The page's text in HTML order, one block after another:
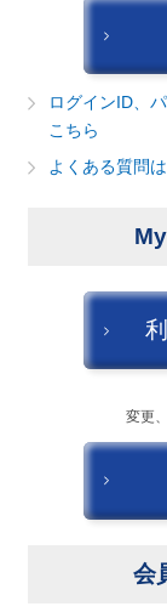
キャ
建設・不
金融（銀
電気・電
コンピュ
半導体
ログインID、
こちら
よくある質問
変更
会